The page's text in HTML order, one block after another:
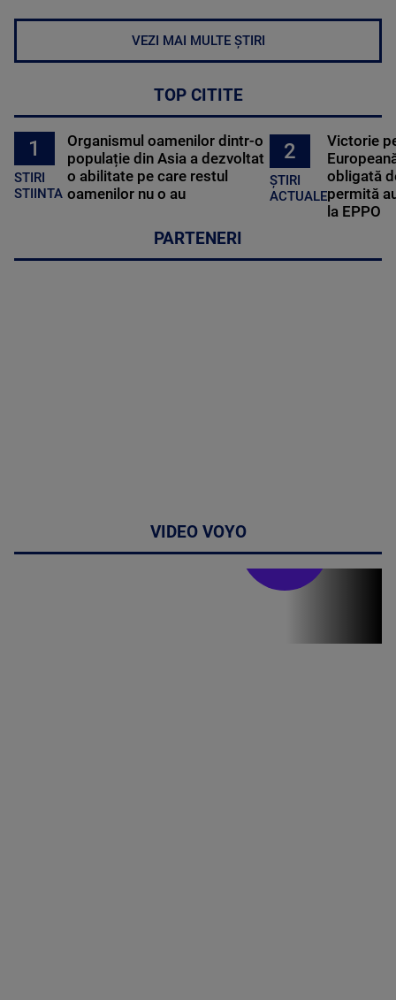
VEZI MAI MULTE ȘTIRI
TOP CITITE
1
STIRI
STIINTA
Organismul oamenilor dintr-o
populație din Asia a dezvoltat
o abilitate pe care restul
oamenilor nu o au
2
ȘTIRI
ACTUALE
Victorie
obligată
permită
la EPPO
PARTENERI
VIDEO VOYO